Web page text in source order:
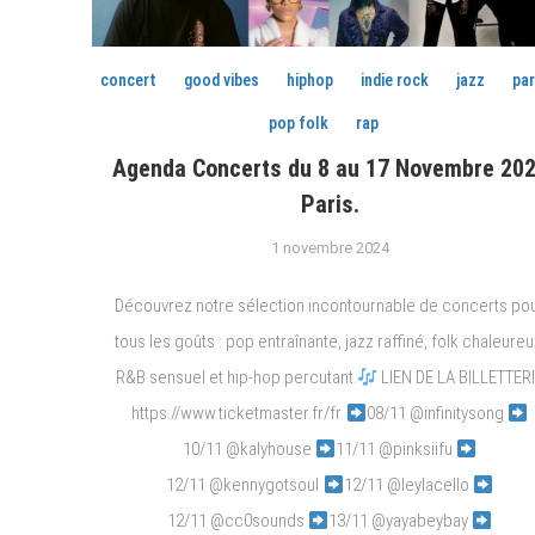
concert good vibes hiphop indie rock jazz
pop folk rap
Agenda Concerts du 8 au 17 Novembre
Paris.
1 novembre 2024
Découvrez notre sélection incontournable de concerts
tous les goûts : pop entraînante, jazz raffiné, folk
R&B sensuel et hip-hop percutant.
LIEN DE LA
https://www.ticketmaster.fr/fr
08/11 @infinitysong
10/11 @kalyhouse
11/11 @pinksiifu
12/11 @kennygotsoul
12/11 @leylacello
12/11 @cc0sounds
13/11 @yayabeybay